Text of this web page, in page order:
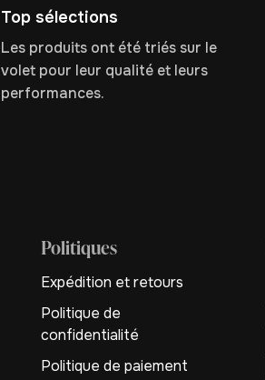
Top sélections
Les produits ont été triés sur le
volet pour leur qualité et leurs
performances.
Politiques
Expédition et retours
Politique de
confidentialité
Politique de paiement